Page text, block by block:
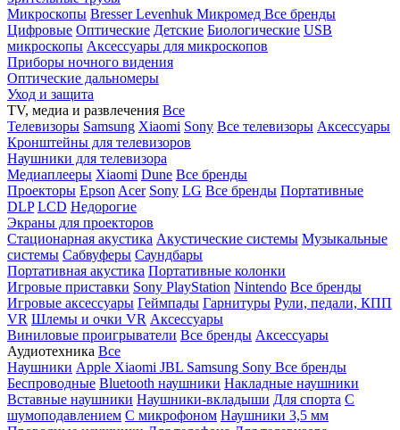
Микроскопы BresserLevenhuk Микромед Все бренды
Цифровые Оптические Детские Биологические USB
микроскопы Аксессуары для микроскопов
Приборы ночного видения
Оптические дальномеры
Уход и защита
TV, медиа и развлечения Все
Телевизоры Samsung Xiaomi Sony Все телевизоры Аксессуары
Кронштейны для телевизоров
Наушники для телевизора
Медиаплееры Xiaomi Dune Все бренды
Проекторы Epson Acer Sony LG Все бренды Портативные
DLP LCD Недорогие
Экраны для проекторов
Стационарная акустика Акустические системы Музыкальные
системы Сабвуферы Саундбары
Портативная акустика Портативные колонки
Игровые приставки Sony PlayStation Nintendo Все бренды
Игровые аксессуары Геймпады Гарнитуры Рули, педали, КПП
VR Шлемы и очки VR Аксессуары
Виниловые проигрыватели Все бренды Аксессуары
Аудиотехника Все
Наушники Apple Xiaomi JBL Samsung Sony Все бренды
Беспроводные Bluetooth наушники Накладные наушники
Вставные наушники Наушники-вкладыши Для спорта С
шумоподавлением С микрофоном Наушники 3,5 мм